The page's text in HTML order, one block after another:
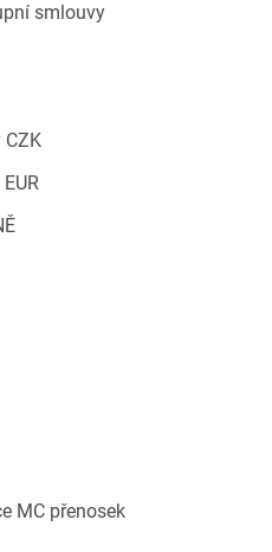
smlouvy
CZK
MC přenosek